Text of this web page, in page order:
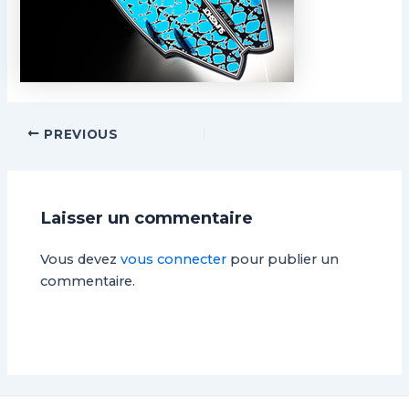
PREVIOUS
Laisser un commentaire
Vous devezvous connecter pour publier un
commentaire.